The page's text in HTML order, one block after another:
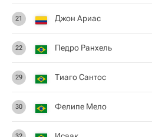
21 Джон Ариас
22 Педро Ранхель
29 Тиаго Сантос
30 Фелипе Мело